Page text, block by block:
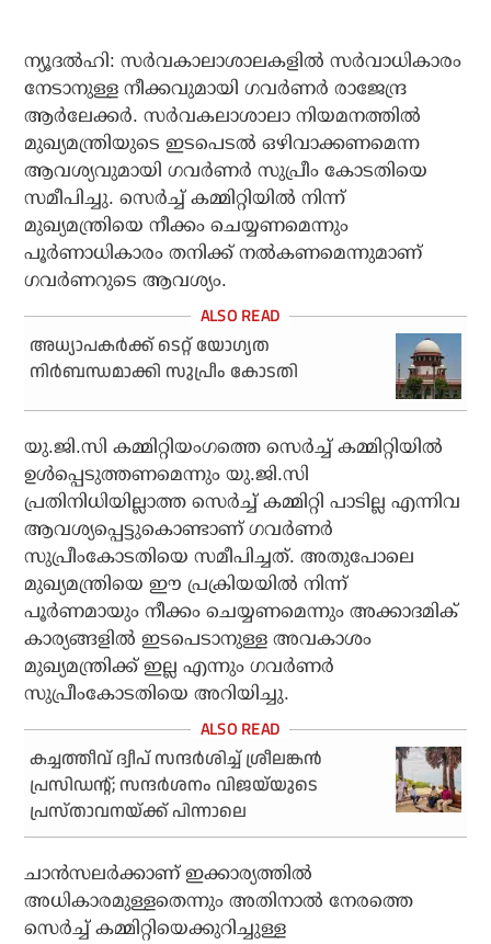
ന്യൂദല്‍ഹി: സര്‍വകാലാശാലകളില്‍ സര്‍വാധികാരം
നേടാനുള്ള നീക്കവുമായി ഗവര്‍ണര്‍ രാജേന്ദ്ര
ആര്‍ലേക്കര്‍. സര്‍വകലാശാലാ നിയമനത്തില്‍
മുഖ്യമന്ത്രിയുടെ ഇടപെടല്‍ ഒഴിവാക്കണമെന്ന
ആവശ്യവുമായി ഗവര്‍ണര്‍ സുപ്രീം കോടതിയെ
സമീപിച്ചു. സെര്‍ച്ച് കമ്മിറ്റിയില്‍ നിന്ന്
മുഖ്യമന്ത്രിയെ നീക്കം ചെയ്യണമെന്നും
പൂര്‍ണാധികാരം തനിക്ക് നല്‍കണമെന്നുമാണ്
ഗവര്‍ണറുടെ ആവശ്യം.
അധ്യാപകർക്ക് ടെറ്റ് യോഗ്യത
നിർബന്ധമാക്കി സുപ്രീം കോടതി
യു.ജി.സി കമ്മിറ്റിയംഗത്തെ സെര്‍ച്ച് കമ്മിറ്റിയില്‍
ഉള്‍പ്പെടുത്തണമെന്നും യു.ജി.സി
പ്രതിനിധിയില്ലാത്ത സെര്‍ച്ച് കമ്മിറ്റി പാടില്ല എന്നിവ
ആവശ്യപ്പെട്ടുകൊണ്ടാണ് ഗവര്‍ണര്‍
സുപ്രീംകോടതിയെ സമീപിച്ചത്. അതുപോലെ
മുഖ്യമന്ത്രിയെ ഈ പ്രക്രിയയില്‍ നിന്ന്
പൂര്‍ണമായും നീക്കം ചെയ്യണമെന്നും അക്കാദമിക്
കാര്യങ്ങളില്‍ ഇടപെടാനുള്ള അവകാശം
മുഖ്യമന്ത്രിക്ക് ഇല്ല എന്നും ഗവര്‍ണര്‍
സുപ്രീംകോടതിയെ അറിയിച്ചു.
കച്ചത്തീവ് ദ്വീപ് സന്ദര്‍ശിച്ച് ശ്രീലങ്കന്‍
പ്രസിഡന്റ്; സന്ദര്‍ശനം വിജയ്‌യുടെ
പ്രസ്താവനയ്ക്ക് പിന്നാലെ
ചാന്‍സലര്‍ക്കാണ് ഇക്കാര്യത്തില്‍
അധികാരമുള്ളതെന്നും അതിനാല്‍ നേരത്തെ
സെര്‍ച്ച് കമ്മിറ്റിയെക്കുറിച്ചുള്ള